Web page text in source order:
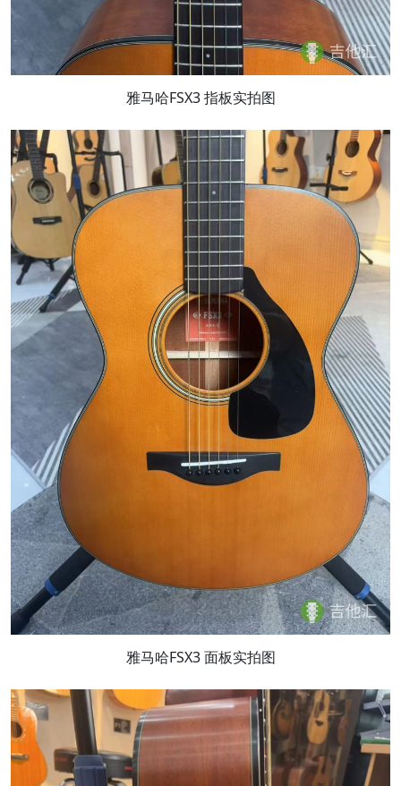
雅马哈FSX3 指板实拍图
雅马哈FSX3 面板实拍图